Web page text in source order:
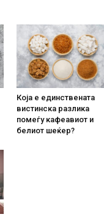
Која е единствената
вистинска разлика
помеѓу кафеавиот и
белиот шеќер?